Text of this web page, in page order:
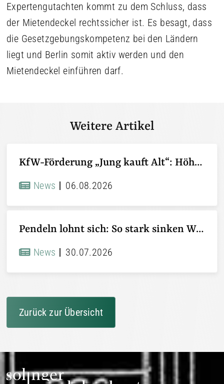
Expertengutachten kommt zu dem Schluss, dass
der Mietendeckel rechtssicher ist. Es besagt, dass
die Gesetzgebungskompetenz bei den Ländern
liegt und Berlin somit aktiv werden und den
Mietendeckel einführen darf.
Weitere Artikel
KfW-Förderung „Jung kauft Alt“: Höhere Kredite ab August 2026
News 06.08.2026
Pendeln lohnt sich: So stark sinken Wohnungspreise im Umland
News 30.07.2026
Zurück zur Übersicht